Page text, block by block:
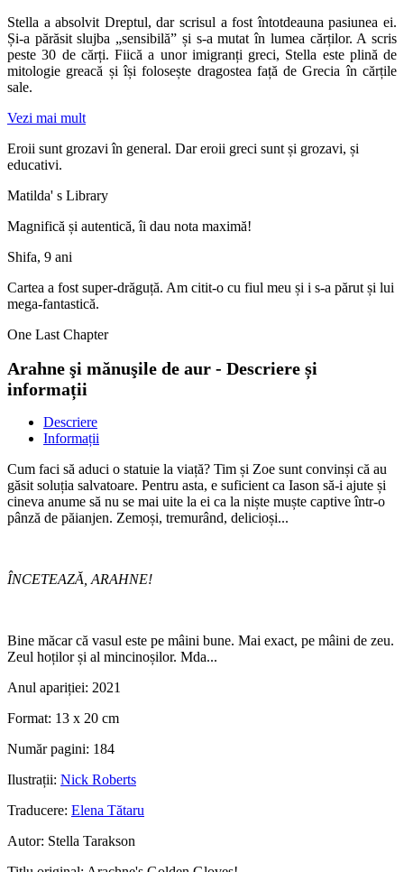
Stella a absolvit Dreptul, dar scrisul a fost întotdeauna pasiunea ei.
Și-a părăsit slujba „sensibilă” și s-a mutat în lumea cărților. A scris
peste 30 de cărți. Fiică a unor imigranți greci, Stella este plină de
mitologie greacă și își folosește dragostea față de Grecia în cărțile
sale.
Vezi mai mult
Eroii sunt grozavi în general. Dar eroii greci sunt și grozavi, și
educativi.
Matilda' s Library
Magnifică și autentică, îi dau nota maximă!
Shifa, 9 ani
Cartea a fost super-drăguță. Am citit-o cu fiul meu și i s-a părut și lui
mega-fantastică.
One Last Chapter
Arahne şi mănuşile de aur - Descriere și
informații
Descriere
Informații
Cum faci să aduci o statuie la viață? Tim și Zoe sunt convinși că au
găsit soluția salvatoare. Pentru asta, e suficient ca Iason să-i ajute și
cineva anume să nu se mai uite la ei ca la niște muște captive într-o
pânză de păianjen. Zemoși, tremurând, delicioși...
ÎNCETEAZĂ, ARAHNE!
Bine măcar că vasul este pe mâini bune. Mai exact, pe mâini de zeu.
Zeul hoților și al mincinoșilor. Mda...
Anul apariției: 2021
Format: 13 x 20 cm
Număr pagini: 184
Ilustrații: Nick Roberts
Traducere: Elena Tătaru
Autor: Stella Tarakson